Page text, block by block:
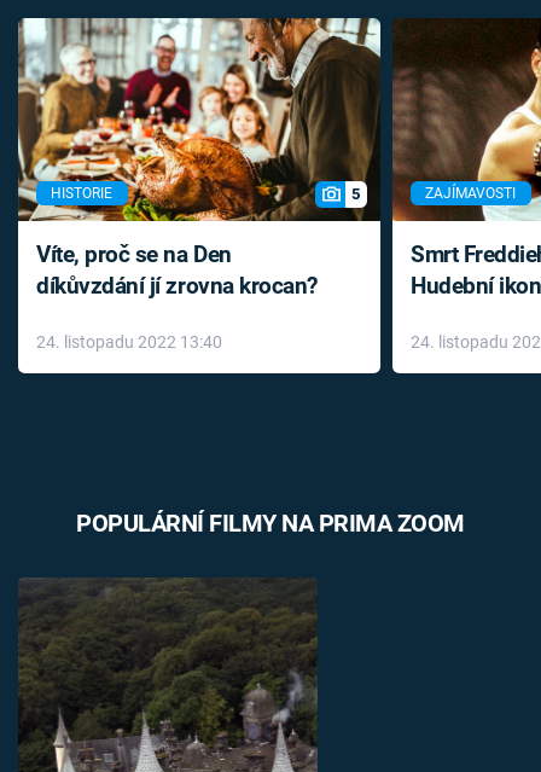
HISTORIE 5
Víte, proč se na Den
díkůvzdání jí zrovna krocan?
24. listopadu 2022 13:40
ZAJÍMAVOSTI
Smrt
Hudební
léky
24. listopadu
POPULÁRNÍ FILMY NA PRIMA ZOOM